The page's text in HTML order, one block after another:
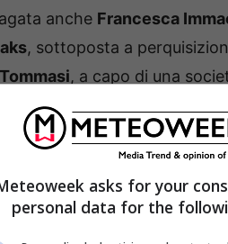
anche Francesca
, sottoposta a
, a capo di una
e
asks for your
personal data for the